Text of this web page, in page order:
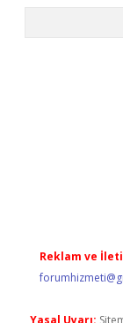
Reklam ve
Yasal Uyarı: